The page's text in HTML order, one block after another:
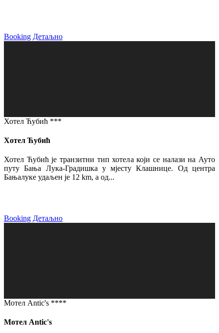
Booking Детаљно
Хотел Ћубић ***
Хотел Ћубић
Хотел Ћубић је транзитни тип хотела који се налази на Ауто
путу Бања Лука-Градишка у мјесту Клашнице. Од центра
Бањалуке удаљен је 12 km, а од...
Booking Детаљно
Мотел Antic's ****
Мотел Antic's